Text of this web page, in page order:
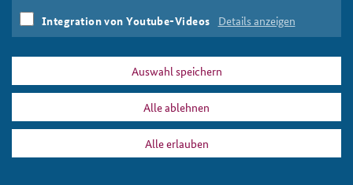
DATA PRIVACY IMPRINT
rbb Print
Integration von Youtube-Videos Details anzeigen
Auswahl speichern
Alle ablehnen
Alle erlauben